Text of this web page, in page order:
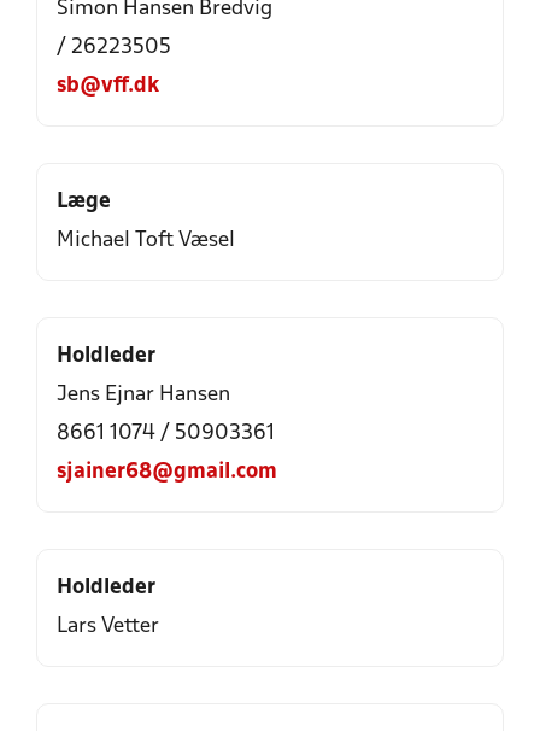
Simon Hansen Bredvig
/ 26223505
sb@vff.dk
Læge
Michael Toft Væsel
Holdleder
Jens Ejnar Hansen
8661 1074 / 50903361
sjainer68@gmail.com
Holdleder
Lars Vetter